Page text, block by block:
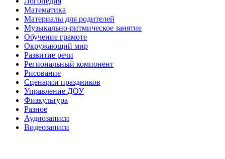
Математика
Материалы для родителей
Музыкально-ритмическое занятие
Обучение грамоте
Окружающий мир
Развитие речи
Региональный компонент
Рисование
Сценарии праздников
Управление ДОУ
Физкультура
Разное
Аудиозаписи
Видеозаписи